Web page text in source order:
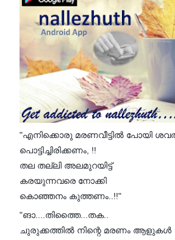
"എനിക്കൊരു മരണവീട്ടിൽ പോയി
പൊട്ടിച്ചിരിക്കണം, !!
തല തല്ലി അലമുറയിട്ട്
കരയുന്നവരെ നോക്കി
കൊഞ്ഞനം കുത്തണം..!!"
"ങാ....തിത്തൈ...തക..
ചുരുക്കത്തിൽ നിന്റെ മരണം ആളുകൾ